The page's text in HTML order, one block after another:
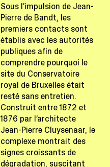
Sous l’impulsion de Jean-
Pierre de Bandt, les
premiers contacts sont
établis avec les autorités
publiques afin de
comprendre pourquoi le
site du Conservatoire
royal de Bruxelles était
resté sans entretien.
Construit entre 1872 et
1876 par l’architecte
Jean-Pierre Cluysenaar, le
complexe montrait des
signes croissants de
dégradation, suscitant